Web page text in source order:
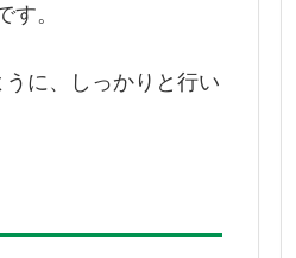
。
に、しっかりと行い